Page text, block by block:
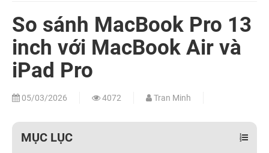
So sánh MacBook Pro 13
inch với MacBook Air và
iPad Pro
05/03/2026 4072 Tran Minh
MỤC LỤC